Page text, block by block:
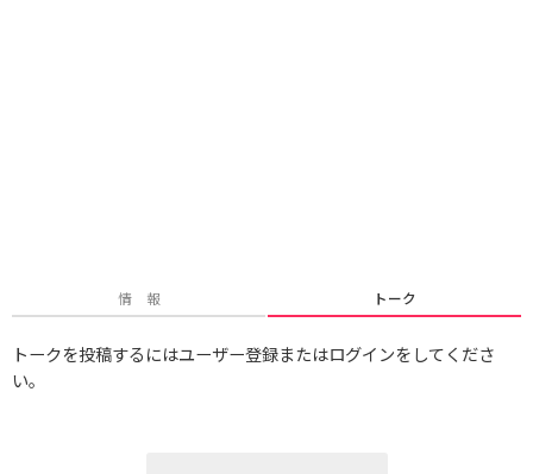
情 報 トーク
トークを投稿するにはユーザー登録またはログインをしてくださ
い。